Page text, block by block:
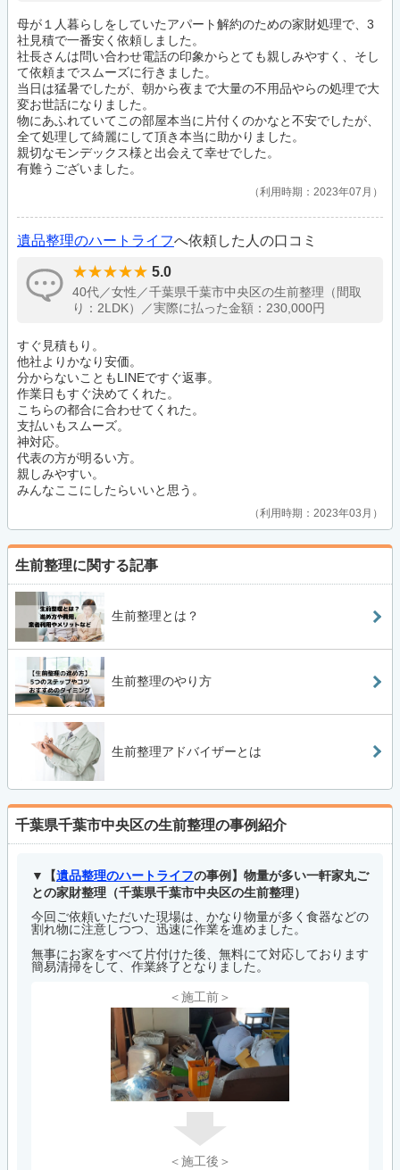
母が１人暮らしをしていたアパート解約のための家財処理で、3
社見積で一番安く依頼しました。
社長さんは問い合わせ電話の印象からとても親しみやすく、そし
て依頼までスムーズに行きました。
当日は猛暑でしたが、朝から夜まで大量の不用品やらの処理で大
変お世話になりました。
物にあふれていてこの部屋本当に片付くのかなと不安でしたが、
全て処理して綺麗にして頂き本当に助かりました。
親切なモンデックス様と出会えて幸せでした。
有難うございました。
利用時期：2023年07月
遺品整理のハートライフへ依頼した人の口コミ
5.0
40代／女性／千葉県千葉市中央区の生前整理（間取
り：2LDK）／実際に払った金額：230,000円
すぐ見積もり。
他社よりかなり安価。
分からないこともLINEですぐ返事。
作業日もすぐ決めてくれた。
こちらの都合に合わせてくれた。
支払いもスムーズ。
神対応。
代表の方が明るい方。
親しみやすい。
みんなここにしたらいいと思う。
利用時期：2023年03月
生前整理に関する記事
生前整理とは？
生前整理のやり方
生前整理アドバイザーとは
千葉県千葉市中央区の生前整理の事例紹介
【遺品整理のハートライフの事例】物量が多い一軒家丸ご
との家財整理（千葉県千葉市中央区の生前整理）
今回ご依頼いただいた現場は、かなり物量が多く食器などの
割れ物に注意しつつ、迅速に作業を進めました。
無事にお家をすべて片付けた後、無料にて対応しております
簡易清掃をして、作業終了となりました。
＜施工前＞
＜施工後＞